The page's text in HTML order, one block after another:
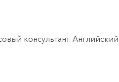
консультант. Английский